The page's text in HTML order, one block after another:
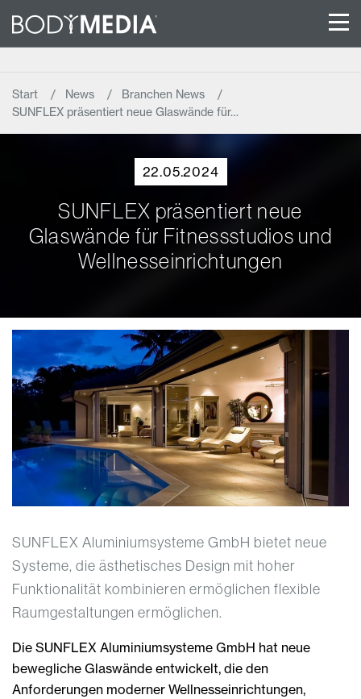
Start News
Branchen News
SUNFLEX präsentiert neue Glaswände für…
22.05.2024
SUNFLEX präsentiert neue
Glaswände für Fitnessstudios und
Wellnesseinrichtungen
SUNFLEX Aluminiumsysteme GmbH bietet neue
Systeme, die ästhetisches Design mit hoher
Funktionalität kombinieren ermöglichen flexible
Raumgestaltungen ermöglichen.
Die SUNFLEX Aluminiumsysteme GmbH hat neue
bewegliche Glaswände entwickelt, die den
Anforderungen moderner Wellnesseinrichtungen,